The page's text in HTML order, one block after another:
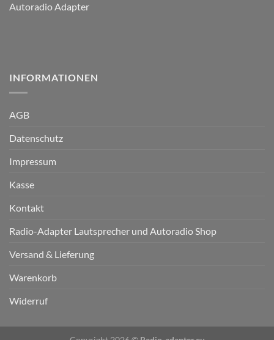
Autoradio Adapter
INFORMATIONEN
AGB
Datenschutz
Impressum
Kasse
Kontakt
Radio-Adapter Lautsprecher und Autoradio Shop
Versand & Lieferung
Warenkorb
Widerruf